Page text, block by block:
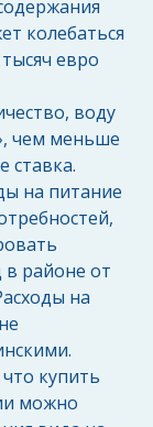
колебаться
евро
воду
чем меньше
ставка.
на питание
в районе от
на
купить
можно